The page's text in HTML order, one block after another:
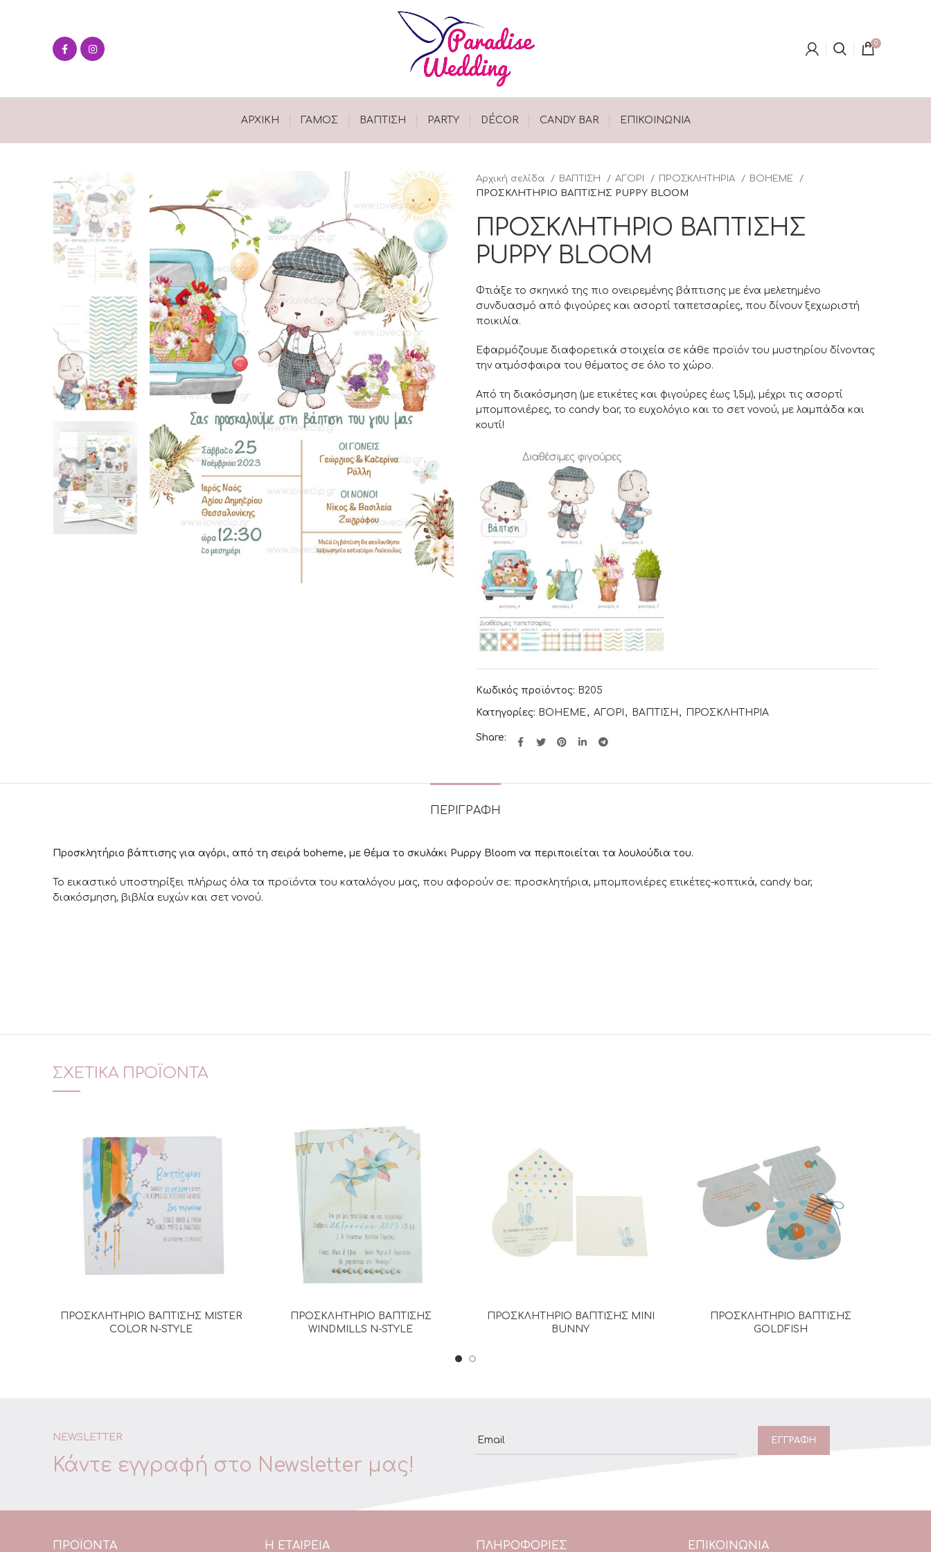
0
ΑΡΧΙΚΉ ΓΑΜΟΣ ΒΑΠΤΙΣΗ PARTY DÉCOR CANDY BAR ΕΠΙΚΟΙΝΩΝΊΑ
Αρχική σελίδα ΒΑΠΤΙΣΗ ΑΓΟΡΙ ΠΡΟΣΚΛΗΤΗΡΙΑ
BOHEME
ΠΡΟΣΚΛΗΤΗΡΙΟ ΒΑΠΤΙΣΗΣ PUPPY BLOOM
ΠΡΟΣΚΛΗΤΗΡΙΟ ΒΑΠΤΙΣΗΣ
PUPPY BLOOM
Φτιάξε το σκηνικό της πιο ονειρεμένης βάπτισης με ένα μελετημένο
συνδυασμό από φιγούρες και ασορτί ταπετσαρίες, που δίνουν ξεχωριστή
ποικιλία.
Εφαρμόζουμε διαφορετικά στοιχεία σε κάθε προϊόν του μυστηρίου δίνοντας
την ατμόσφαιρα του θέματος σε όλο το χώρο.
Από τη διακόσμηση (με ετικέτες και φιγούρες έως 1,5μ), μέχρι τις ασορτί
μπομπονιέρες, το candy bar, το ευχολόγιο και το σετ νονού, με λαμπάδα και
κουτί!
Κωδικός προϊόντος: B205
Κατηγορίες: BOHEME, ΑΓΟΡΙ , ΒΑΠΤΙΣΗ , ΠΡΟΣΚΛΗΤΗΡΙΑ
Share:
ΠΕΡΙΓΡΑΦΉ
Προσκλητήριο βάπτισης για αγόρι, από τη σειρά boheme, με θέμα τo σκυλάκι Puppy Bloom να περιποιείται τα λουλούδια του.
Το εικαστικό υποστηρίξει πλήρως όλα τα προϊόντα του καταλόγου μας, που αφορούν σε: προσκλητήρια, μπομπονιέρες ετικέτες-κοπτικά, candy bar,
διακόσμηση, βιβλία ευχών και σετ νονού.
ΣΧΕΤΙΚΆ ΠΡΟΪΌΝΤΑ
ΔΙΑΒΆΣΤΕ ΠΕΡΙΣΣΌΤΕΡΑ
ΠΡΟΣΚΛΗΤΗΡΙΟ ΒΑΠΤΙΣΗΣ MISTER
COLOR N-STYLE
ΔΙΑΒΆΣΤΕ ΠΕΡΙΣΣΌΤΕΡΑ
ΠΡΟΣΚΛΗΤΗΡΙΟ ΒΑΠΤΙΣΗΣ
WINDMILLS N-STYLE
ΔΙΑΒΆΣΤΕ ΠΕΡΙΣΣΌΤΕΡΑ
ΠΡΟΣΚΛΗΤΗΡΙΟ ΒΑΠΤΙΣΗΣ MINI
BUNNY
ΔΙΑΒΆΣΤΕ ΠΕΡΙΣΣΌΤΕΡΑ
ΠΡΟΣΚΛΗΤΗΡΙΟ ΒΑΠΤΙΣΗΣ
GOLDFISH
NEWSLETTER
Κάντε εγγραφή στο Newsletter μας!
ΠΡΟΪΌΝΤΑ Η ΕΤΑΙΡΕΙΑ ΠΛΗΡΟΦΟΡΙΕΣ ΕΠΙΚΟΙΝΩΝΙΑ